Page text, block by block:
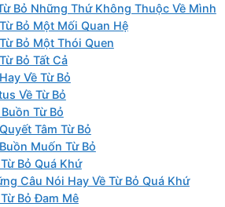
Bỏ Những Thứ Không Thuộc Về Mình
Bỏ Một Mối Quan Hệ
Bỏ Một Thói Quen
Bỏ Tất Cả
Về Từ Bỏ
Về Từ Bỏ
Từ Bỏ
Tâm Từ Bỏ
Muốn Từ Bỏ
Bỏ Quá Khứ
Câu Nói Hay Về Từ Bỏ Quá Khứ
Bỏ Đam Mê